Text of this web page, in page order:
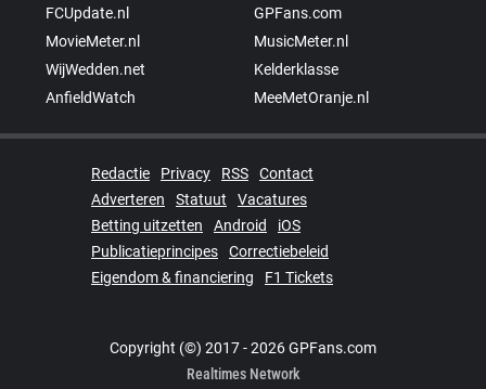
FCUpdate.nl
GPFans.com
MovieMeter.nl
MusicMeter.nl
WijWedden.net
Kelderklasse
AnfieldWatch
MeeMetOranje.nl
Redactie Privacy RSS
Contact
Adverteren
Statuut
Vacatures
Betting uitzetten
Android
iOS
Publicatieprincipes
Correctiebeleid
Eigendom & financiering
F1 Tickets
Copyright (©) 2017 - 2026 GPFans.com
Realtimes Network